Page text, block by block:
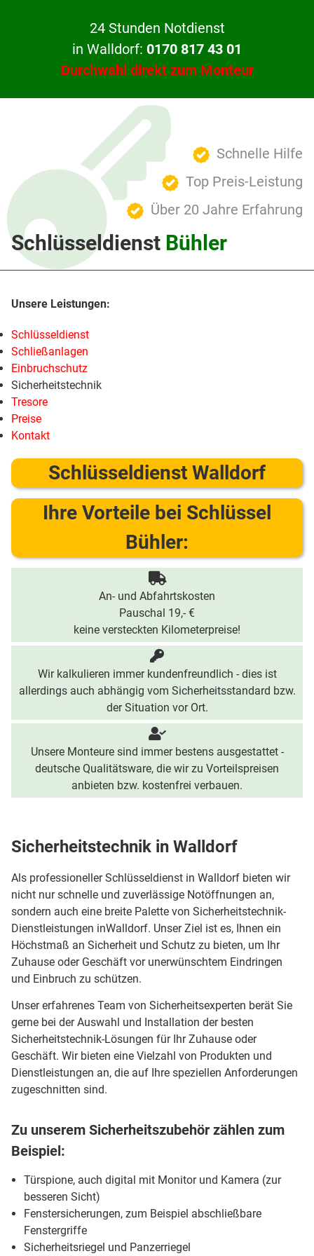
24 Stunden Notdienst
in Walldorf: 0170 817 43 01
Durchwahl direkt zum Monteur
Schnelle Hilfe
Top Preis-Leistung
Über 20 Jahre Erfahrung
Schlüsseldienst Bühler
Schlüsseldienst
Schließanlagen
Einbruchschutz
Sicherheitstechnik
Tresore
Preise
Kontakt
Schlüsseldienst Walldorf
Ihre Vorteile bei Schlüssel
Bühler:
An- und Abfahrtskosten
Pauschal 19,- €
keine versteckten Kilometerpreise!
Wir kalkulieren immer kundenfreundlich - dies ist
allerdings auch abhängig vom Sicherheitsstandard bzw.
der Situation vor Ort.
Unsere Monteure sind immer bestens ausgestattet -
deutsche Qualitätsware, die wir zu Vorteilspreisen
anbieten bzw. kostenfrei verbauen.
Sicherheitstechnik in Walldorf
Als professioneller Schlüsseldienst in Walldorf bieten wir
nicht nur schnelle und zuverlässige Notöffnungen an,
sondern auch eine breite Palette von Sicherheitstechnik-
Dienstleistungen inWalldorf. Unser Ziel ist es, Ihnen ein
Höchstmaß an Sicherheit und Schutz zu bieten, um Ihr
Zuhause oder Geschäft vor unerwünschtem Eindringen
und Einbruch zu schützen.
Unser erfahrenes Team von Sicherheitsexperten berät Sie
gerne bei der Auswahl und Installation der besten
Sicherheitstechnik-Lösungen für Ihr Zuhause oder
Geschäft. Wir bieten eine Vielzahl von Produkten und
Dienstleistungen an, die auf Ihre speziellen Anforderungen
zugeschnitten sind.
Zu unserem Sicherheitszubehör zählen zum
Beispiel:
Türspione, auch digital mit Monitor und Kamera (zur
besseren Sicht)
Fenstersicherungen, zum Beispiel abschließbare
Fenstergriffe
Sicherheitsriegel und Panzerriegel